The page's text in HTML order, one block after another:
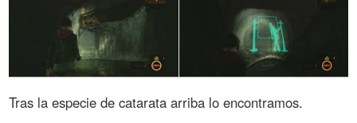
Tras la especie de catarata arriba lo encontramos.